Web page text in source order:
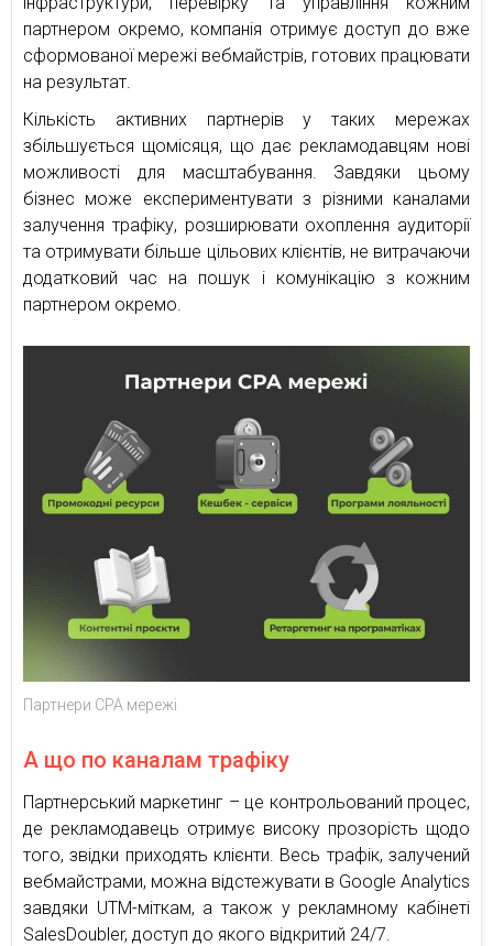
партнером окремо, компанія отримує доступ до вже
сформованої мережі вебмайстрів, готових працювати
на результат.
Кількість активних партнерів у таких мережах
збільшується щомісяця, що дає рекламодавцям нові
можливості для масштабування. Завдяки цьому
бізнес може експериментувати з різними каналами
залучення трафіку, розширювати охоплення аудиторії
та отримувати більше цільових клієнтів, не витрачаючи
додатковий час на пошук і комунікацію з кожним
партнером окремо.
Партнери CPA мережі
А що по каналам трафіку
Партнерський маркетинг – це контрольований процес,
де рекламодавець отримує високу прозорість щодо
того, звідки приходять клієнти. Весь трафік, залучений
вебмайстрами, можна відстежувати в Google Analytics
завдяки UTM-міткам, а також у рекламному кабінеті
SalesDoubler, доступ до якого відкритий 24/7.